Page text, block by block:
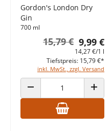
Gordon's London Dry
Gin
700 ml
9,99 €
15,79 €
14,27 €/1 l
inkl. MwSt., zzgl. Versand
Tiefstpreis: 15,79 €*
ANZAHL VERRINGERN